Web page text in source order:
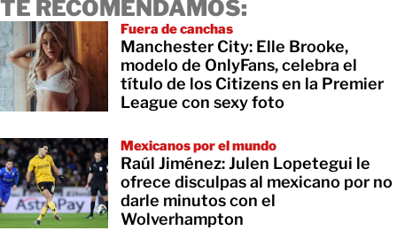
TE RECOMENDAMOS:
Fuera de canchas
Manchester City: Elle Brooke,
modelo de OnlyFans, celebra el
título de los Citizens en la Premier
League con sexy foto
Mexicanos por el mundo
Raúl Jiménez: Julen Lopetegui le
ofrece disculpas al mexicano por no
darle minutos con el
Wolverhampton